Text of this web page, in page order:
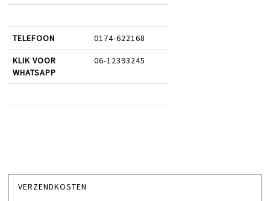
TELEFOON 0174-622168
KLIK VOOR
WHATSAPP
06-12393245
VERZENDKOSTEN